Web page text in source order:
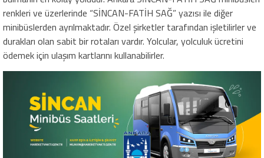
renkleri ve üzerlerinde “SİNCAN-FATİH SAĞ” yazısı ile diğer
minibüslerden ayrılmaktadır. Özel şirketler tarafından işletilirler ve
durakları olan sabit bir rotaları vardır. Yolcular, yolculuk ücretini
ödemek için ulaşım kartlarını kullanabilirler.